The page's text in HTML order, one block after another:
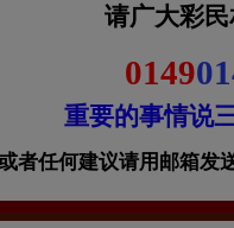
请广大彩民
0149
重要的事情说
者任何建议请用邮箱发